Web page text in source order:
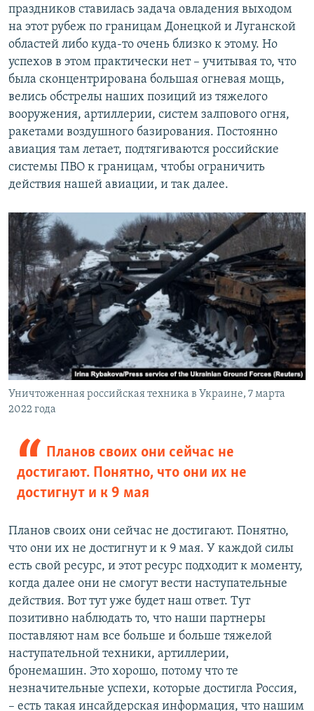
праздников ставилась задача овладения выходом
на этот рубеж по границам Донецкой и Луганской
областей либо куда-то очень близко к этому. Но
успехов в этом практически нет – учитывая то, что
была сконцентрирована большая огневая мощь,
велись обстрелы наших позиций из тяжелого
вооружения, артиллерии, систем залпового огня,
ракетами воздушного базирования. Постоянно
авиация там летает, подтягиваются российские
системы ПВО к границам, чтобы ограничить
действия нашей авиации, и так далее.
Уничтоженная российская техника в Украине, 7 марта
2022 года
Планов своих они сейчас не
достигают. Понятно, что они их не
достигнут и к 9 мая
Планов своих они сейчас не достигают. Понятно,
что они их не достигнут и к 9 мая. У каждой силы
есть свой ресурс, и этот ресурс подходит к моменту,
когда далее они не смогут вести наступательные
действия. Вот тут уже будет наш ответ. Тут
позитивно наблюдать то, что наши партнеры
поставляют нам все больше и больше тяжелой
наступательной техники, артиллерии,
бронемашин. Это хорошо, потому что те
незначительные успехи, которые достигла Россия,
– есть такая инсайдерская информация, что нашим